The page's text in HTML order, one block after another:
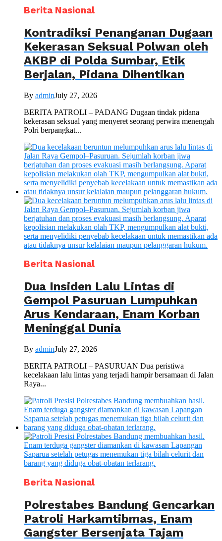
Berita Nasional
Kontradiksi Penanganan Dugaan
Kekerasan Seksual Polwan oleh
AKBP di Polda Sumbar, Etik
Berjalan, Pidana Dihentikan
By adminJuly 27, 2026
BERITA PATROLI – PADANG Dugaan tindak pidana
kekerasan seksual yang menyeret seorang perwira menengah
Polri berpangkat...
Berita Nasional
Dua Insiden Lalu Lintas di
Gempol Pasuruan Lumpuhkan
Arus Kendaraan, Enam Korban
Meninggal Dunia
By adminJuly 27, 2026
BERITA PATROLI – PASURUAN Dua peristiwa
kecelakaan lalu lintas yang terjadi hampir bersamaan di Jalan
Raya...
Berita Nasional
Polrestabes Bandung Gencarkan
Patroli Harkamtibmas, Enam
Gangster Bersenjata Tajam